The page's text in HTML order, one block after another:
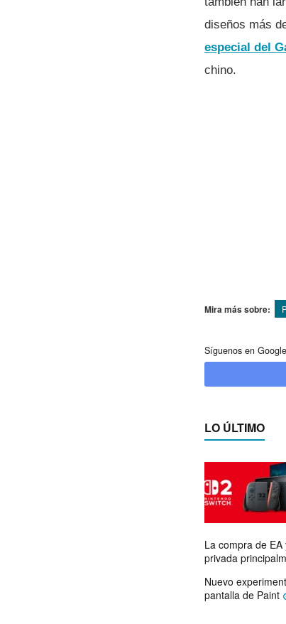
diseños más
especial del
chino.
Mira más sobre:
Síguenos en
LO ÚLTIMO
La compra de
privada
Nuevo
pantalla de Paint